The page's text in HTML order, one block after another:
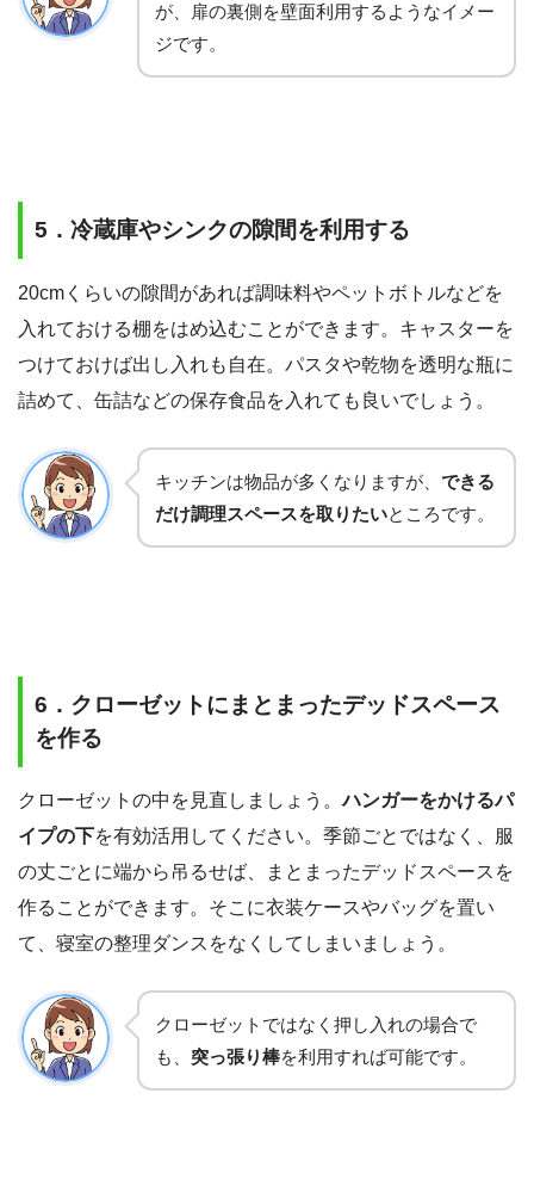
が、扉の裏側を壁面利用するようなイメー
ジです。
5．冷蔵庫やシンクの隙間を利用する
20cmくらいの隙間があれば調味料やペットボトルなどを
入れておける棚をはめ込むことができます。キャスターを
つけておけば出し入れも自在。パスタや乾物を透明な瓶に
詰めて、缶詰などの保存食品を入れても良いでしょう。
キッチンは物品が多くなりますが、 できる
だけ調理スペースを取りたいところです。
6．クローゼットにまとまったデッドスペース
を作る
クローゼットの中を見直しましょう。ハンガーをかけるパ
イプの下を有効活用してください。季節ごとではなく、服
の丈ごとに端から吊るせば、まとまったデッドスペースを
作ることができます。そこに衣装ケースやバッグを置い
て、寝室の整理ダンスをなくしてしまいましょう。
クローゼットではなく押し入れの場合で
も、 突っ張り棒を利用すれば可能です。